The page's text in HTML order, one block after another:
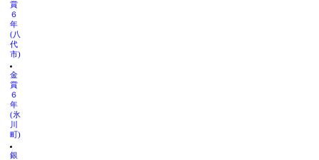
賞
６
年
(八
代
市)
金
賞
６
年
(氷
川
町)
銀